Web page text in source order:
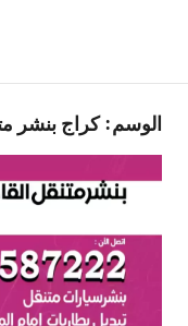
الكويت
للاعلانات
الوسم:كراج بنشر